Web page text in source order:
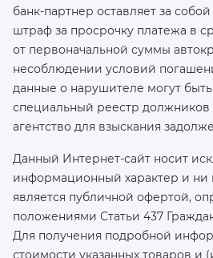
банк-партнер оставляет за
штраф за просрочку платежа в
от первоначальной суммы
несоблюдении условий
данные о нарушителе могут
специальный реестр должников
агентство для взыскания
Данный Интернет-сайт носит
информационный характер и ни
является публичной офертой,
положениями Статьи 437
Для получения подробной
стоимости указанных товаров и